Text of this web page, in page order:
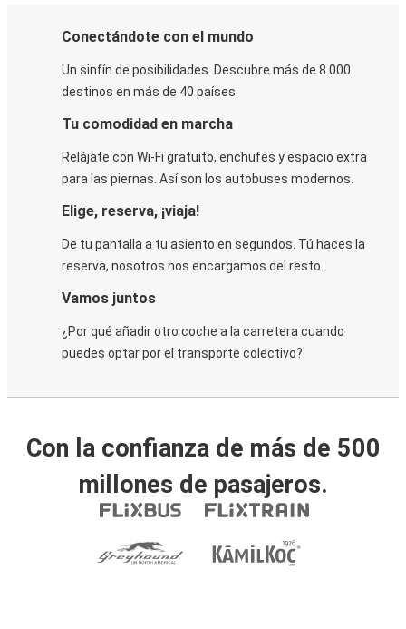
Conectándote con el mundo
Un sinfín de posibilidades. Descubre más de 8.000
destinos en más de 40 países.
Tu comodidad en marcha
Relájate con Wi-Fi gratuito, enchufes y espacio extra
para las piernas. Así son los autobuses modernos.
Elige, reserva, ¡viaja!
De tu pantalla a tu asiento en segundos. Tú haces la
reserva, nosotros nos encargamos del resto.
Vamos juntos
¿Por qué añadir otro coche a la carretera cuando
puedes optar por el transporte colectivo?
Con la confianza de más de 500
millones de pasajeros.